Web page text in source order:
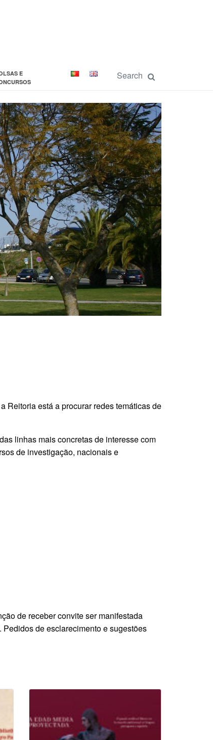
E
Reitoria está a procurar redes temáticas de
linhas mais concretas de interesse com
de investigação, nacionais e
de receber convite ser manifestada
de esclarecimento e sugestões